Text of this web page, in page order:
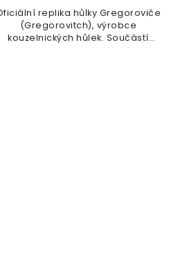
replika hůlky Gregoroviče
(Gregorovitch), výrobce
kouzelnických hůlek. Součástí